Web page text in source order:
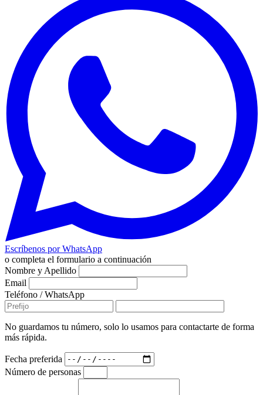
Escríbenos por WhatsApp
o completa el formulario a continuación
Nombre y Apellido
Email
Teléfono / WhatsApp
No guardamos tu número, solo lo usamos para contactarte de forma
más rápida.
Fecha preferida
Número de personas